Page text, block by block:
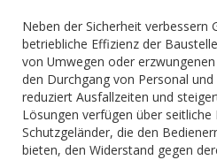
Neben der Sicherheit verbessern
betriebliche Effizienz der
von Umwegen oder
den Durchgang von Personal
reduziert Ausfallzeiten und
Lösungen verfügen über seitliche
Schutzgeländer, die den
bieten, den Widerstand gegen